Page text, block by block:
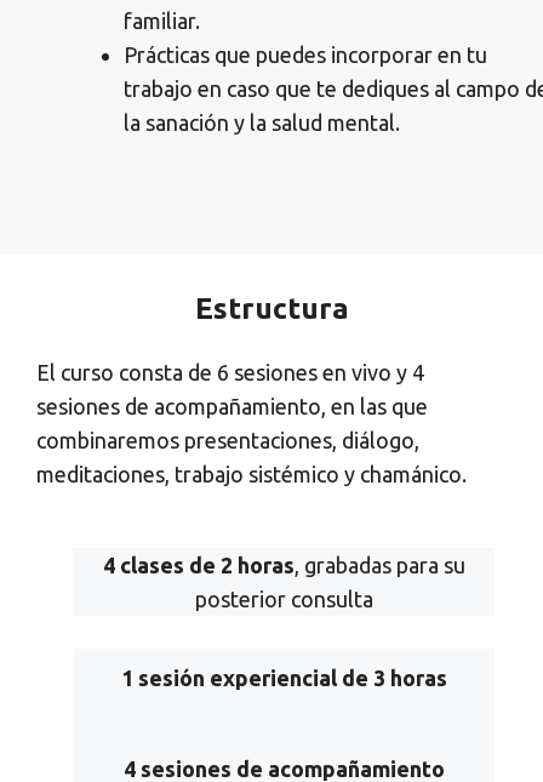
familiar.
Prácticas que puedes incorporar en tu
trabajo en caso que te dediques al campo
la sanación y la salud mental.
Estructura
El curso consta de 6 sesiones en vivo y 4
sesiones de acompañamiento, en las que
combinaremos presentaciones, diálogo,
meditaciones, trabajo sistémico y chamánico.
4 clases de 2 horas , grabadas para su
posterior consulta
1 sesión experiencial de 3 horas
4 sesiones de acompañamiento